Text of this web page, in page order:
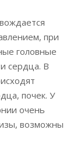
при
головные
сердца. В
почек. У
очень
возможны